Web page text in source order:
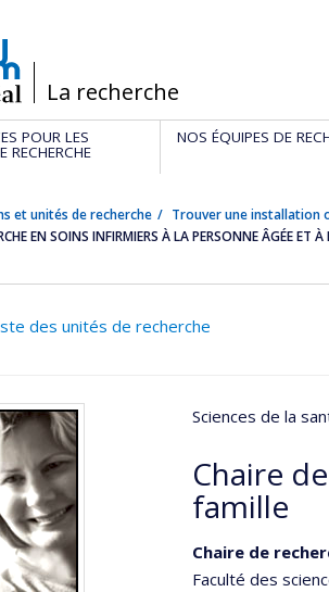
/La recherche
POUR LES
RECHERCHE
NOS ÉQUIPES DE
et unités de recherche Trouver une installation
EN SOINS INFIRMIERS À LA PERSONNE ÂGÉE ET
des unités de recherche
Sciences de la
Chaire
famille
Chaire de
Faculté des